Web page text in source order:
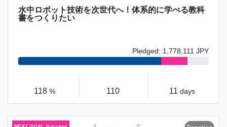
水中ロボット技術を次世代へ！体系的に学べる教科
書をつくりたい
Pledged: 1,778,111 JPY
118% 110 11 days